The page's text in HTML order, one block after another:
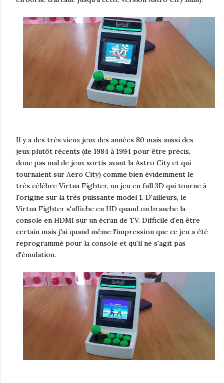
Il y a des très vieux jeux des années 80 mais aussi des
jeux plutôt récents (de 1984 à 1994 pour être précis,
donc pas mal de jeux sortis avant la Astro City et qui
tournaient sur Aero City) comme bien évidemment le
très célèbre Virtua Fighter, un jeu en full 3D qui tourne à
l'origine sur la très puissante model 1. D'ailleurs, le
Virtua Fighter s'affiche en HD quand on branche la
console en HDMI sur un écran de TV. Difficile d'en être
certain mais j'ai quand même l'impression que ce jeu a été
reprogrammé pour la console et qu'il ne s'agit pas
d'émulation.